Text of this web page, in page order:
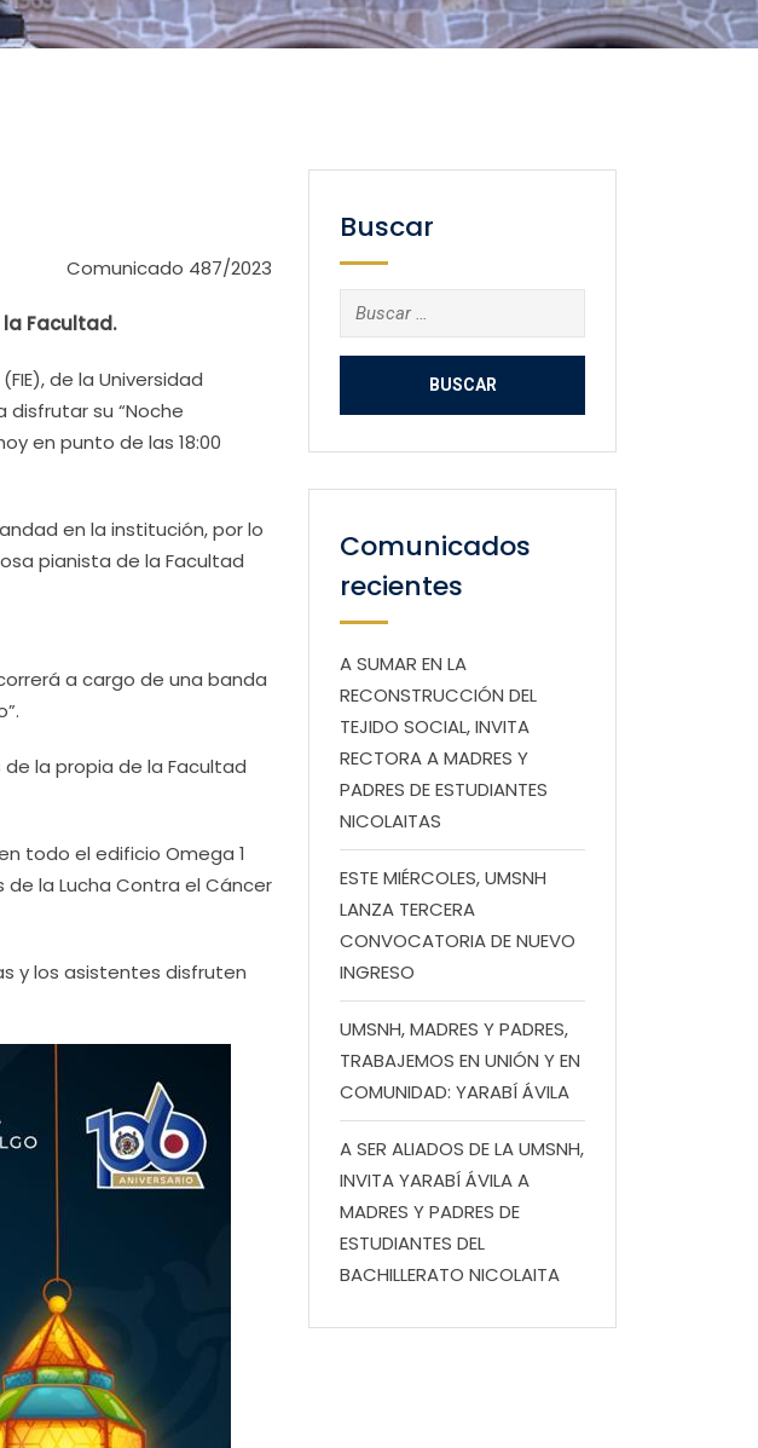
Comunicado 487/2023
Facultad.
de la Universidad
disfrutar su “Noche
en punto de las 18:00
en la institución, por lo
pianista de la Facultad
a cargo de una banda
la propia de la Facultad
todo el edificio Omega 1
de la Lucha Contra el Cáncer
y los asistentes disfruten
Buscar
Buscar:
Comunicados
recientes
A SUMAR EN LA
RECONSTRUCCIÓN DEL
TEJIDO SOCIAL, INVITA
RECTORA A MADRES Y
PADRES DE ESTUDIANTES
NICOLAITAS
ESTE MIÉRCOLES, UMSNH
LANZA TERCERA
CONVOCATORIA DE NUEVO
INGRESO
UMSNH, MADRES Y PADRES,
TRABAJEMOS EN UNIÓN Y EN
COMUNIDAD: YARABÍ ÁVILA
A SER ALIADOS DE LA UMSNH,
INVITA YARABÍ ÁVILA A
MADRES Y PADRES DE
ESTUDIANTES DEL
BACHILLERATO NICOLAITA